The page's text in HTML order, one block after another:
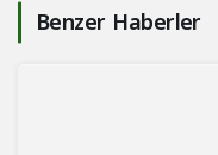
Benzer Haberler